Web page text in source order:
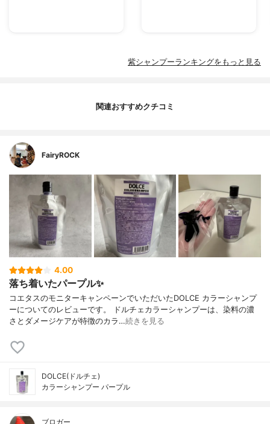
紫シャンプーランキングをもっと見る
関連おすすめクチコミ
FairyROCK
4.00
落ち着いたパープル✨
コエタスのモニターキャンペーンでいただいたDOLCE カラーシャンプ
ーについてのレビューです。 ドルチェカラーシャンプーは、染料の濃
さとダメージケアが特徴のカラ…続きを見る
DOLCE(ドルチェ)
カラーシャンプー パープル
ブロガー